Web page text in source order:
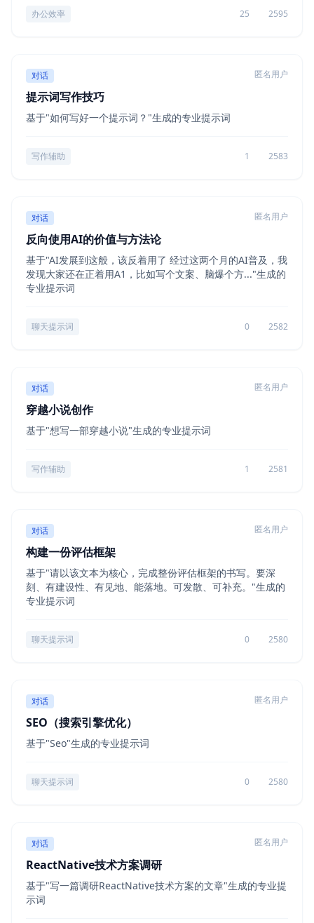
办公效率 25 2595
对话 匿名用户
提示词写作技巧
基于"如何写好一个提示词？"生成的专业提示词
写作辅助 1 2583
对话 匿名用户
反向使用AI的价值与方法论
基于"AI发展到这般，该反着用了 经过这两个月的AI普及，我
发现大家还在正着用A1，比如写个文案、脑爆个方..."生成的
专业提示词
聊天提示词 0 2582
对话 匿名用户
穿越小说创作
基于"想写一部穿越小说"生成的专业提示词
写作辅助 1 2581
对话 匿名用户
构建一份评估框架
基于"请以该文本为核心，完成整份评估框架的书写。要深
刻、有建设性、有见地、能落地。可发散、可补充。"生成的
专业提示词
聊天提示词 0 2580
对话 匿名用户
SEO（搜索引擎优化）
基于"Seo"生成的专业提示词
聊天提示词 0 2580
对话 匿名用户
ReactNative技术方案调研
基于"写一篇调研ReactNative技术方案的文章"生成的专业提
示词